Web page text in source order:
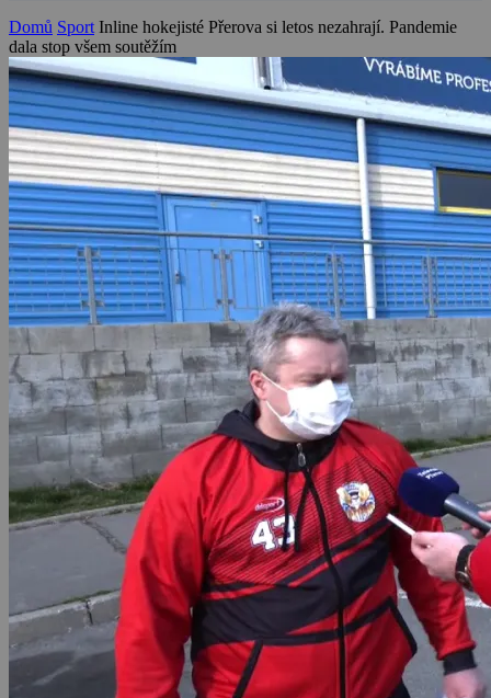
Domů Sport Inline hokejisté Přerova si letos nezahrají. Pandemie
dala stop všem soutěžím